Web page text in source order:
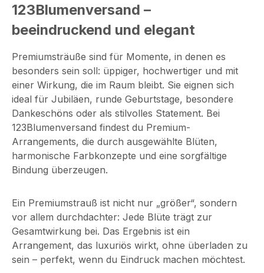
123Blumenversand –
beeindruckend und elegant
Premiumsträuße sind für Momente, in denen es
besonders sein soll: üppiger, hochwertiger und mit
einer Wirkung, die im Raum bleibt. Sie eignen sich
ideal für Jubiläen, runde Geburtstage, besondere
Dankeschöns oder als stilvolles Statement. Bei
123Blumenversand findest du Premium-
Arrangements, die durch ausgewählte Blüten,
harmonische Farbkonzepte und eine sorgfältige
Bindung überzeugen.
Ein Premiumstrauß ist nicht nur „größer“, sondern
vor allem durchdachter: Jede Blüte trägt zur
Gesamtwirkung bei. Das Ergebnis ist ein
Arrangement, das luxuriös wirkt, ohne überladen zu
sein – perfekt, wenn du Eindruck machen möchtest.